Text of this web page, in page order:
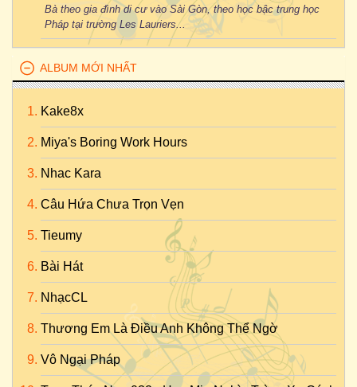
Bà theo gia đình di cư vào Sài Gòn, theo học bậc trung học
Pháp tại trường Les Lauriers...
ALBUM MỚI NHẤT
Kake8x
Miya's Boring Work Hours
Nhac Kara
Câu Hứa Chưa Trọn Vẹn
Tieumy
Bài Hát
NhạcCL
Thương Em Là Điều Anh Không Thể Ngờ
Vô Ngại Pháp